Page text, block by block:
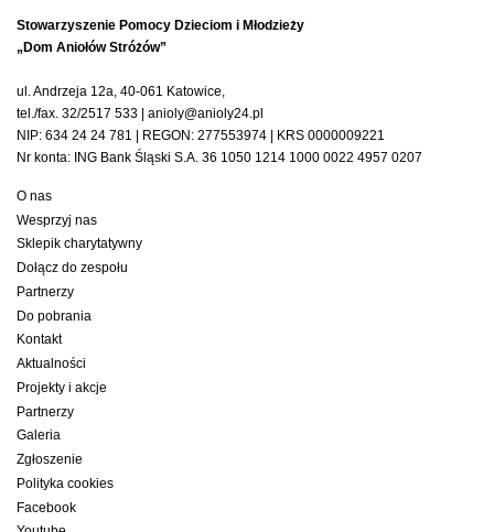
Stowarzyszenie Pomocy Dzieciom i Młodzieży
„Dom Aniołów Stróżów”
ul. Andrzeja 12a, 40-061 Katowice,
tel./fax. 32/2517 533 | anioly@anioly24.pl
NIP: 634 24 24 781 | REGON: 277553974 | KRS 0000009221
Nr konta: ING Bank Śląski S.A. 36 1050 1214 1000 0022 4957 0207
O nas
Wesprzyj nas
Sklepik charytatywny
Dołącz do zespołu
Partnerzy
Do pobrania
Kontakt
Aktualności
Projekty i akcje
Partnerzy
Galeria
Zgłoszenie
Polityka cookies
Facebook